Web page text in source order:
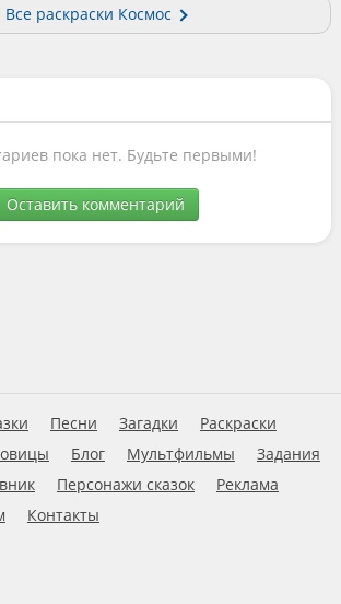
Все раскраски Космос
пока нет. Будьте первыми!
Оставить комментарий
Песни Загадки
Раскраски
Блог Мультфильмы
Задания
Персонажи сказок
Реклама
Контакты